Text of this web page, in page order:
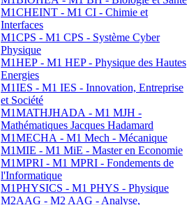
M1CHEINT - M1 CI - Chimie et
Interfaces
M1CPS - M1 CPS - Système Cyber
Physique
M1HEP - M1 HEP - Physique des Hautes
Energies
M1IES - M1 IES - Innovation, Entreprise
et Société
M1MATHJHADA - M1 MJH -
Mathématiques Jacques Hadamard
M1MECHA - M1 Mech - Mécanique
M1MIE - M1 MiE - Master en Economie
M1MPRI - M1 MPRI - Fondements de
l'Informatique
M1PHYSICS - M1 PHYS - Physique
M2AAG - M2 AAG - Analyse,